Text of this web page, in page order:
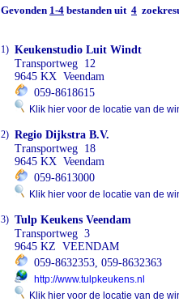
Gevonden 1-4 bestanden uit 4
1) Keukenstudio Luit Windt
Transportweg 12
9645 KX Veendam
059-8618615
Klik hier voor de locatie van de
2) Regio Dijkstra B.V.
Transportweg 18
9645 KX Veendam
059-8613000
Klik hier voor de locatie van de
3) Tulp Keukens Veendam
Transportweg 3
9645 KZ VEENDAM
059-8632353, 059-8632363
http://www.tulpkeukens.nl
Klik hier voor de locatie van de